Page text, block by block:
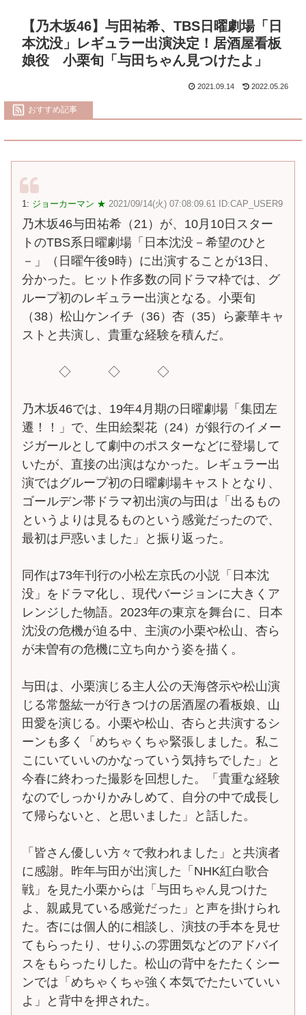
【乃木坂46】与田祐希、TBS日曜劇場「日
本沈没」レギュラー出演決定！居酒屋看板
娘役 小栗旬「与田ちゃん見つけたよ」
2021.09.14 2022.05.26
おすすめ記事
1: ジョーカーマン ★ 2021/09/14(火) 07:08:09.61 ID:CAP_USER9
乃木坂46与田祐希（21）が、10月10日スター
トのTBS系日曜劇場「日本沈没－希望のひと
－」（日曜午後9時）に出演することが13日、
分かった。ヒット作多数の同ドラマ枠では、グ
ループ初のレギュラー出演となる。小栗旬
（38）松山ケンイチ（36）杏（35）ら豪華キャ
ストと共演し、貴重な経験を積んだ。
◇ ◇ ◇
乃木坂46では、19年4月期の日曜劇場「集団左
遷！！」で、生田絵梨花（24）が銀行のイメー
ジガールとして劇中のポスターなどに登場して
いたが、直接の出演はなかった。レギュラー出
演ではグループ初の日曜劇場キャストとなり、
ゴールデン帯ドラマ初出演の与田は「出るもの
というよりは見るものという感覚だったので、
最初は戸惑いました」と振り返った。
同作は73年刊行の小松左京氏の小説「日本沈
没」をドラマ化し、現代バージョンに大きくア
レンジした物語。2023年の東京を舞台に、日本
沈没の危機が迫る中、主演の小栗や松山、杏ら
が未曽有の危機に立ち向かう姿を描く。
与田は、小栗演じる主人公の天海啓示や松山演
じる常盤紘一が行きつけの居酒屋の看板娘、山
田愛を演じる。小栗や松山、杏らと共演するシ
ーンも多く「めちゃくちゃ緊張しました。私こ
こにいていいのかなっていう気持ちでした」と
今春に終わった撮影を回想した。「貴重な経験
なのでしっかりかみしめて、自分の中で成長し
て帰らないと、と思いました」と話した。
「皆さん優しい方々で救われました」と共演者
に感謝。昨年与田が出演した「NHK紅白歌合
戦」を見た小栗からは「与田ちゃん見つけた
よ、親戚見ている感覚だった」と声を掛けられ
た。杏には個人的に相談し、演技の手本を見せ
てもらったり、せりふの雰囲気などのアドバイ
スをもらったりした。松山の背中をたたくシー
ンでは「めちゃくちゃ強く本気でたたいていい
よ」と背中を押された。